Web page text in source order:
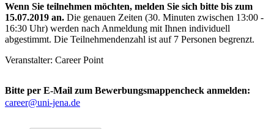
Wenn Sie teilnehmen möchten, melden Sie sich bitte bis zum
15.07.2019 an. Die genauen Zeiten (30. Minuten zwischen 13:00 -
16:30 Uhr) werden nach Anmeldung mit Ihnen individuell
abgestimmt. Die Teilnehmendenzahl ist auf 7 Personen begrenzt.
Veranstalter: Career Point
Bitte per E-Mail zum Bewerbungsmappencheck anmelden:
career@uni-jena.de